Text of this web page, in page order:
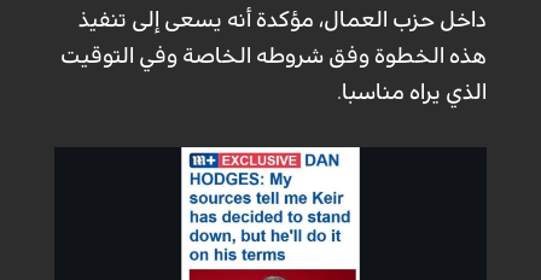
داخل حزب العمال، مؤكدة أنه يسعى إلى تنفيذ
هذه الخطوة وفق شروطه الخاصة وفي التوقيت
الذي يراه مناسبا.